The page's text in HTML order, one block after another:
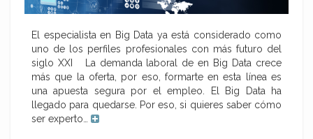
El especialista en Big Data ya está considerado como
uno de los perfiles profesionales con más futuro del
siglo XXI La demanda laboral de en Big Data crece
más que la oferta, por eso, formarte en esta línea es
una apuesta segura por el empleo. El Big Data ha
llegado para quedarse. Por eso, si quieres saber cómo
ser experto…